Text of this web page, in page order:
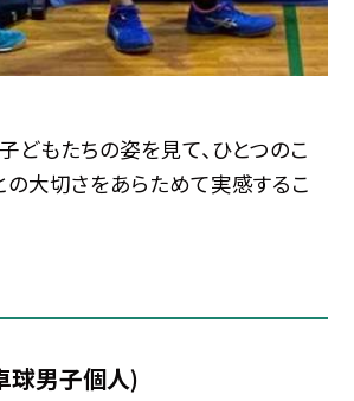
どもたちの姿を見て、ひとつのこ
の大切さをあらためて実感するこ
男子個人)